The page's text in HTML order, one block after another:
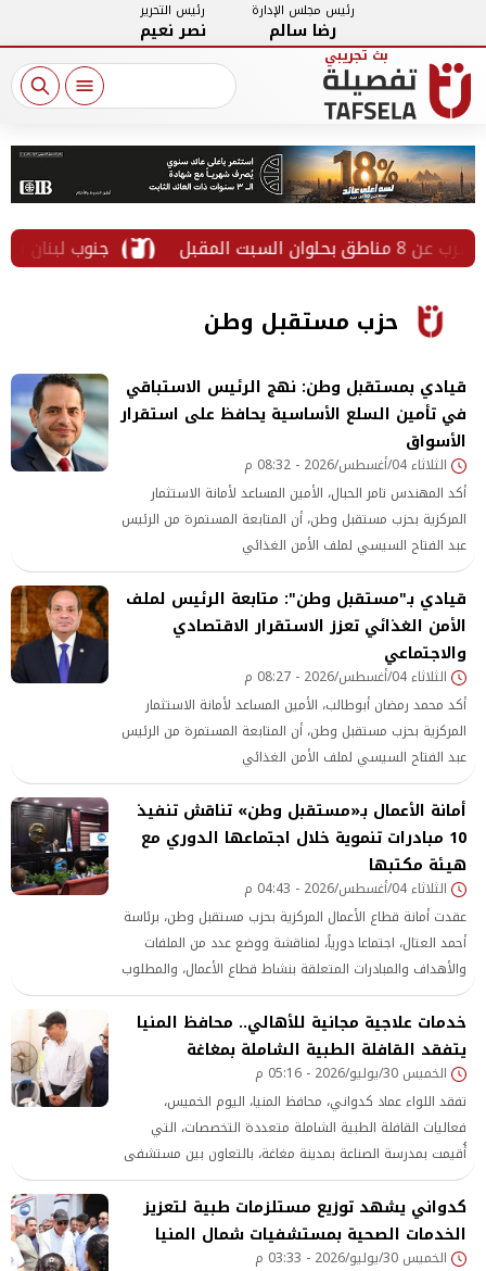
رئيس مجلس الإدارة
رضا سالم
رئيس التحرير
نصر نعيم
جنوب لبنان تحت النار.. إصابة 8 أشخاص في غارات
حزب مستقبل وطن
قيادي بمستقبل وطن: نهج الرئيس الاستباقي
في تأمين السلع الأساسية يحافظ على استقرار
الأسواق
الثلاثاء 04/أغسطس/2026 - 08:32 م
أكد المهندس تامر الحبال، الأمين المساعد لأمانة الاستثمار
المركزية بحزب مستقبل وطن، أن المتابعة المستمرة من الرئيس
عبد الفتاح السيسي لملف الأمن الغذائي
قيادي بـ"مستقبل وطن": متابعة الرئيس لملف
الأمن الغذائي تعزز الاستقرار الاقتصادي
والاجتماعي
الثلاثاء 04/أغسطس/2026 - 08:27 م
أكد محمد رمضان أبوطالب، الأمين المساعد لأمانة الاستثمار
المركزية بحزب مستقبل وطن، أن المتابعة المستمرة من الرئيس
عبد الفتاح السيسي لملف الأمن الغذائي
أمانة الأعمال بـ«مستقبل وطن» تناقش تنفيذ
10 مبادرات تنموية خلال اجتماعها الدوري مع
هيئة مكتبها
الثلاثاء 04/أغسطس/2026 - 04:43 م
عقدت أمانة قطاع الأعمال المركزية بحزب مستقبل وطن، برئاسة
أحمد العتال، اجتماعا دورياً، لمناقشة ووضع عدد من الملفات
والأهداف والمبادرات المتعلقة بنشاط قطاع الأعمال، والمطلوب
تحقيقها خلال الفترة القادمة، وذلك بحضور الأمناء المساعدين
وأعضاء هيئة مكتب الأمانة، وذلك في المقر الرئيسي للحزب
بالقاهرة الجديدة.
خدمات علاجية مجانية للأهالي.. محافظ المنيا
يتفقد القافلة الطبية الشاملة بمغاغة
الخميس 30/يوليو/2026 - 05:16 م
تفقد اللواء عماد كدواني، محافظ المنيا، اليوم الخميس،
فعاليات القافلة الطبية الشاملة متعددة التخصصات، التي
أُقيمت بمدرسة الصناعة بمدينة مغاغة، بالتعاون بين مستشفى
المغربي الدولي للعيون وحزب مستقبل وطن، بالتنسيق مع
مديرية الصحة، وذلك في إطار تعزيز الشراكة المجتمعية لدعم
القطاع الصحي، وتخفيف الأعباء عن كاهل المواطنين، وتوفير
خدمات طبية مجانية لأهالي القرى والمناطق الأكثر احتياجًا
كدواني يشهد توزيع مستلزمات طبية لتعزيز
الخدمات الصحية بمستشفيات شمال المنيا
الخميس 30/يوليو/2026 - 03:33 م